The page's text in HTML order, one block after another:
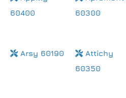
60400
60300
Arsy 60190
Attichy
60350